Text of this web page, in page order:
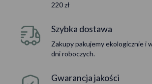
220 zł
Szybka dostawa
Zakupy pakujemy ekologicznie i
dni roboczych.
Gwarancja jakości